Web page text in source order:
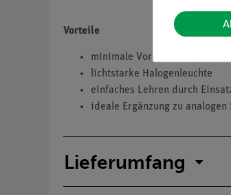
Vorteile
minimale Vorbereitungszeit
lichtstarke Halogenleuchte
einfaches Lehren durch
ideale Ergänzung zu
Lieferumfang